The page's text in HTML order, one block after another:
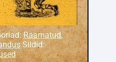
Raamatud,
Sildid: